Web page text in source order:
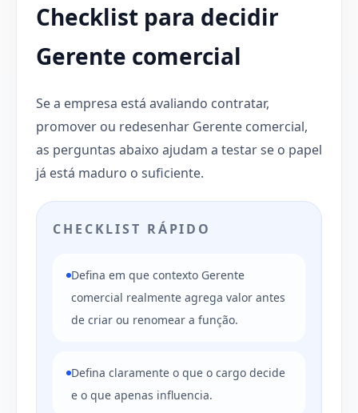
Checklist para decidir
Gerente comercial
Se a empresa está avaliando contratar,
promover ou redesenhar Gerente comercial,
as perguntas abaixo ajudam a testar se o papel
já está maduro o suficiente.
CHECKLIST RÁPIDO
Defina em que contexto Gerente
comercial realmente agrega valor antes
de criar ou renomear a função.
Defina claramente o que o cargo decide
e o que apenas influencia.